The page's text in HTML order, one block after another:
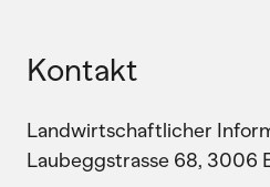
Kontakt
Landwirtschaftlicher
Laubeggstrasse 68, 3006